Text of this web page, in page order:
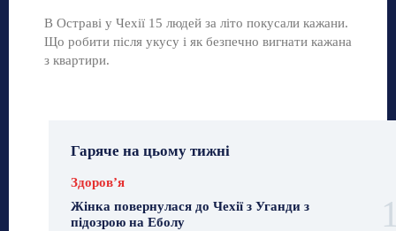
В Остраві у Чехії 15 людей за літо покусали кажани.
Що робити після укусу і як безпечно вигнати кажана
з квартири.
Гаряче на цьому тижні
Здоровʼя
Жінка повернулася до Чехії з Уганди з
підозрою на Еболу